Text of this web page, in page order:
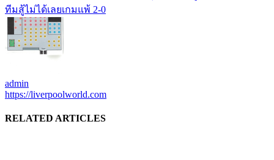
ทีมสู้ไม่ได้เลยเกมแพ้ 2-0
admin
https://liverpoolworld.com
RELATED ARTICLES